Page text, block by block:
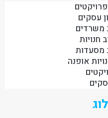
עסקים
משרדים
חנויות
מסעדות
אופנה